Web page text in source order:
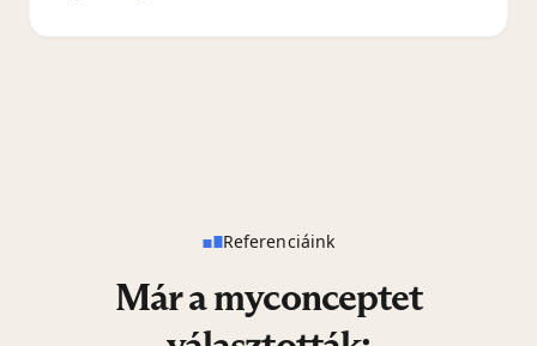
Referenciáink
Már a myconceptet